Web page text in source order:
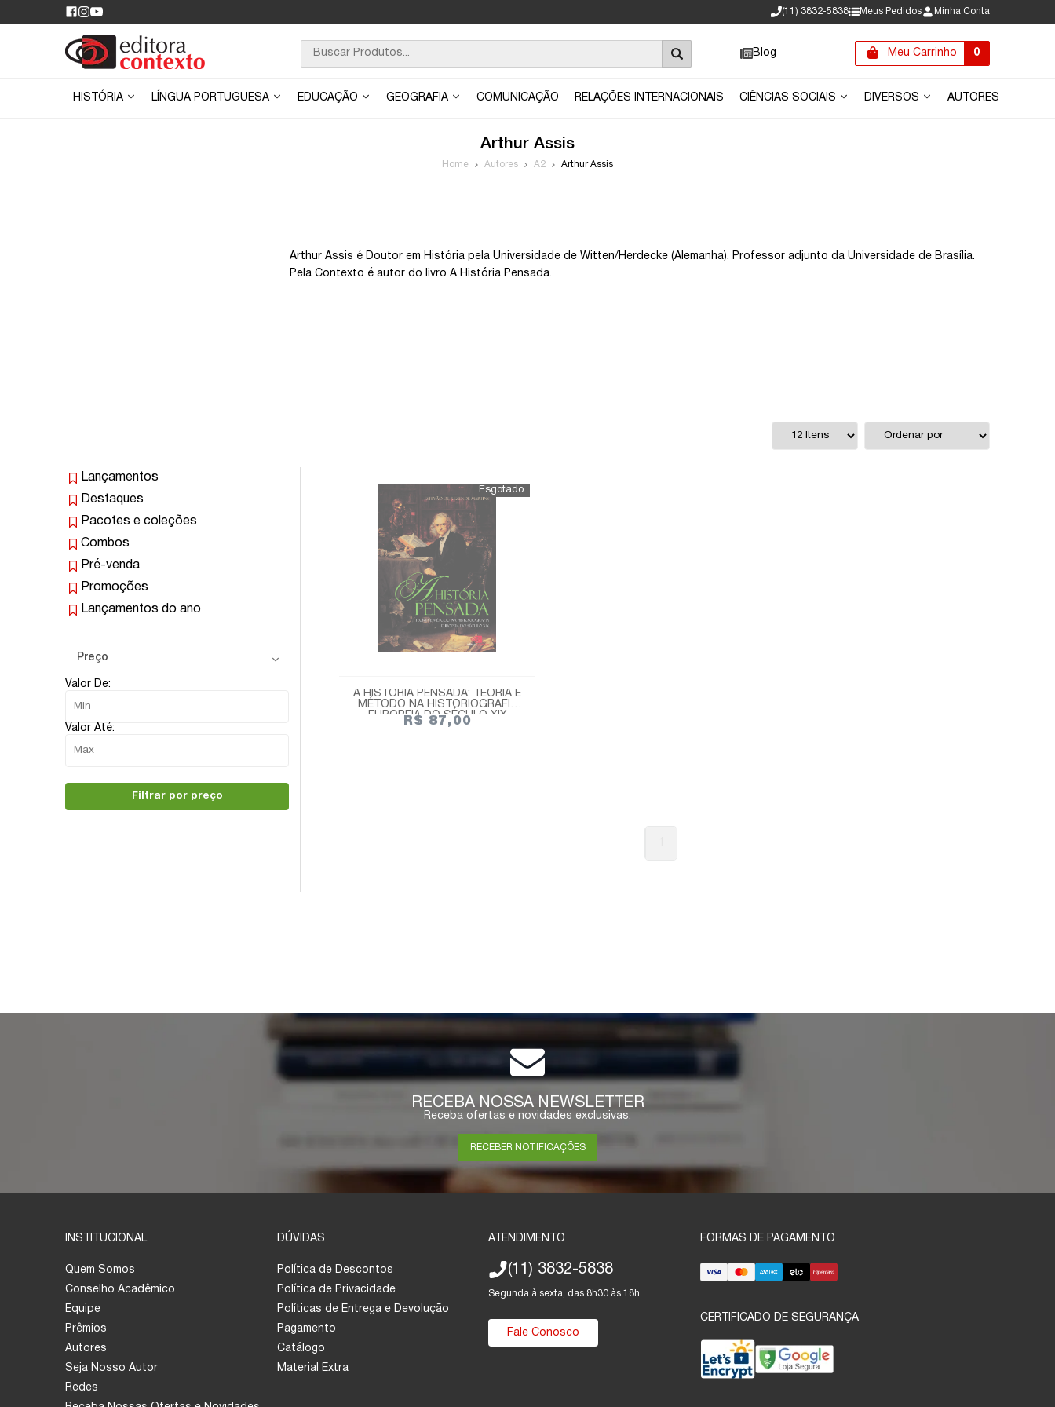
(11) 3832-5838 Meus Pedidos Minha Conta
Blog Meu Carrinho 0
HISTÓRIA LÍNGUA PORTUGUESA EDUCAÇÃO GEOGRAFIA COMUNICAÇÃO RELAÇÕES INTERNACIONAIS CIÊNCIAS SOCIAIS DIVERSOS AUTORES
Arthur Assis
Home Autores A2 Arthur Assis
Arthur Assis é Doutor em História pela Universidade de Witten/Herdecke (Alemanha). Professor adjunto da Universidade de Brasília.
Pela Contexto é autor do livro A História Pensada.
Lançamentos
Destaques
Pacotes e coleções
Combos
Pré-venda
Promoções
Lançamentos do ano
Preço
Valor De:
Valor Até:
Filtrar por preço
A HISTÓRIA PENSADA: TEORIA E
MÉTODO NA HISTORIOGRAFIA
EUROPEIA DO SÉCULO XIX
R$ 87,00
RECEBA NOSSA NEWSLETTER
Receba ofertas e novidades exclusivas.
RECEBER NOTIFICAÇÕES
INSTITUCIONAL
Quem Somos
Conselho Acadêmico
Equipe
Prêmios
Autores
Seja Nosso Autor
Redes
DÚVIDAS
Política de Descontos
Política de Privacidade
Políticas de Entrega e Devolução
Pagamento
Catálogo
Material Extra
ATENDIMENTO
(11) 3832-5838
Segunda à sexta, das 8h30 às 18h
Fale Conosco
FORMAS DE PAGAMENTO
CERTIFICADO DE SEGURANÇA